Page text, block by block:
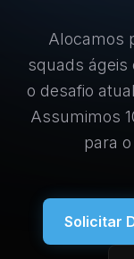
Alocamos
squads ágeis
o desafio
Assumimos
para
Solicitar